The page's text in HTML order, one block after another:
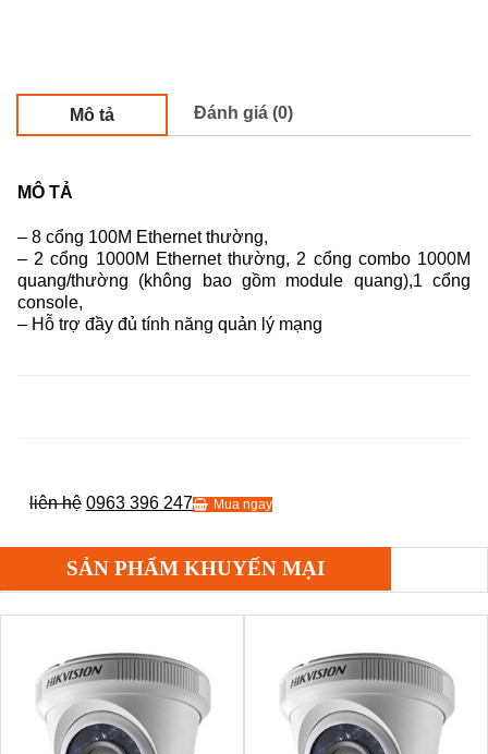
Mô tả Đánh giá (0)
MÔ TẢ
– 8 cổng 100M Ethernet thường,
– 2 cổng 1000M Ethernet thường, 2 cổng combo 1000M
quang/thường (không bao gồm module quang),1 cổng
console,
– Hỗ trợ đầy đủ tính năng quản lý mạng
liên hệ 0963 396 247 Mua ngay
SẢN PHẨM KHUYẾN MẠI